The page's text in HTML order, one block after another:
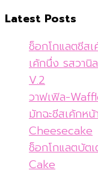
Latest Posts
ช็อกโกแลตชีส
เค้กนึ่ง รสวา
V.2
วาฟเฟิล-
มัทฉะชีสเค้กห
Cheesecake
ช็อกโกแลตบัต
Cake